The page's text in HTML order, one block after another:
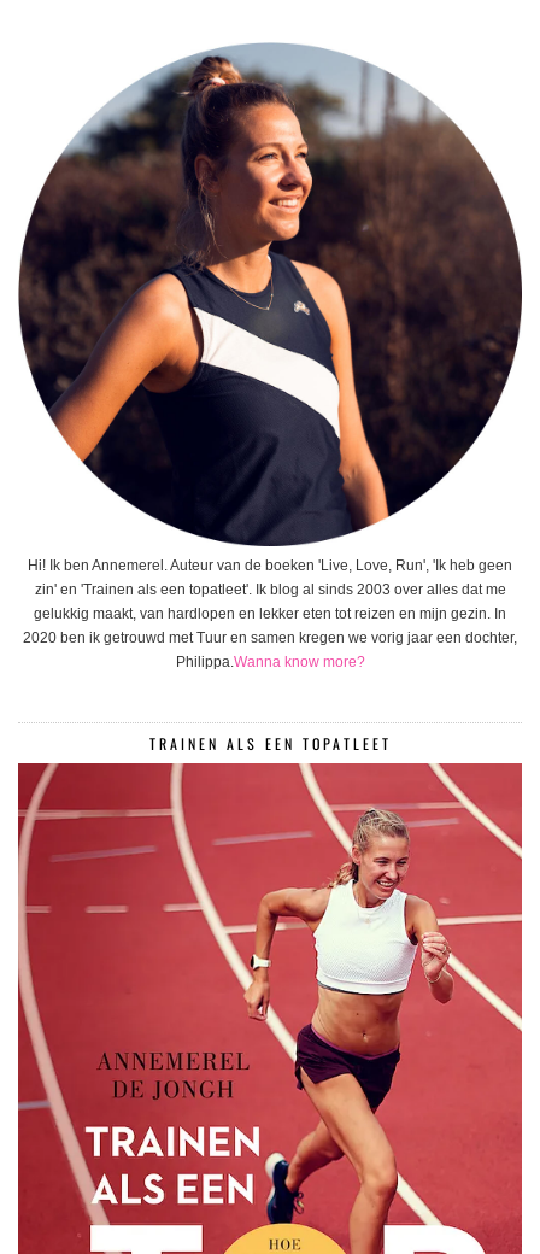
Hi! Ik ben Annemerel. Auteur van de boeken 'Live, Love, Run', 'Ik heb geen
zin' en 'Trainen als een topatleet'. Ik blog al sinds 2003 over alles dat me
gelukkig maakt, van hardlopen en lekker eten tot reizen en mijn gezin. In
2020 ben ik getrouwd met Tuur en samen kregen we vorig jaar een dochter,
Philippa.Wanna know more?
TRAINEN ALS EEN TOPATLEET